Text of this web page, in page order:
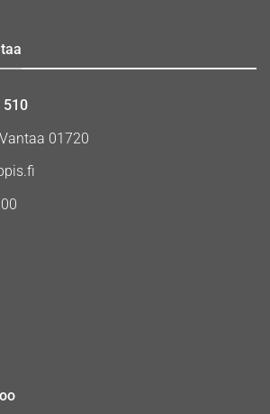
510
01720